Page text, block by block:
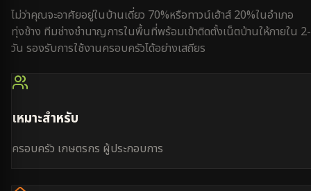
ไม่ว่าคุณจะอาศัยอยู่ในบ้านเดี่ยว 70%หรือทาวน์เฮ้าส์ 20%ในอำเภอ
ทุ่งช้าง ทีมช่างชำนาญการในพื้นที่พร้อมเข้าติดตั้งเน็ตบ้านให้ภายใน
วัน รองรับการใช้งานครอบครัวได้อย่างเสถียร
เหมาะสำหรับ
ครอบครัว เกษตรกร ผู้ประกอบการ